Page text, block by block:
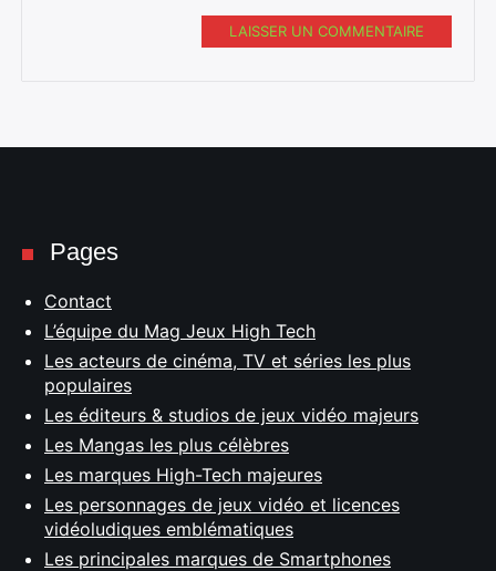
LAISSER UN COMMENTAIRE
Pages
Contact
L’équipe du Mag Jeux High Tech
Les acteurs de cinéma, TV et séries les plus
populaires
Les éditeurs & studios de jeux vidéo majeurs
Les Mangas les plus célèbres
Les marques High-Tech majeures
Les personnages de jeux vidéo et licences
vidéoludiques emblématiques
Les principales marques de Smartphones